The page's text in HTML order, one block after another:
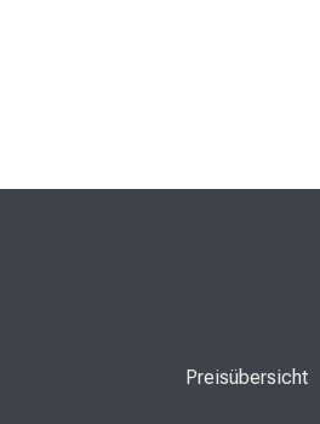
Preisübersicht